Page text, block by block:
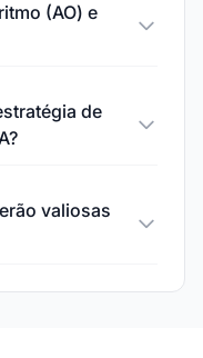
(AO) e
de
valiosas